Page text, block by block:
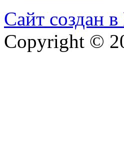
Сайт создан
Copyright ©